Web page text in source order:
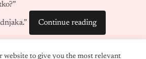
Continue reading
website to give you the most relevant